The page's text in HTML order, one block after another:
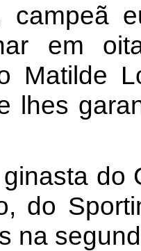
campeã
em
Matilde
lhes
do
do
na